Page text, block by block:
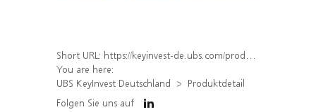
Short URL: https://keyinvest-de.ubs.com/produkt/detail/index/isin/DE000WA758A6
You are here:
UBS KeyInvest Deutschland
Produktdetail
Folgen Sie uns auf